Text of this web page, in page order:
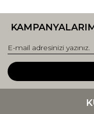
konularda yetersiz
Görüş ve önerileriniz
Ürün resmi kalitesiz,
Ürün açıklamasında
Ürün fiyatı diğer